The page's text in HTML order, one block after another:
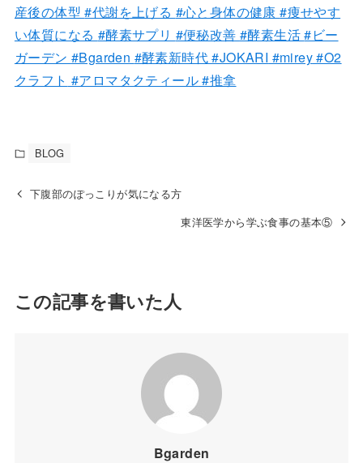
産後の体型#代謝を上げる #心と身体の健康#痩せやす
い体質になる #酵素サプリ #便秘改善 #酵素生活#ビー
ガーデン #Bgarden #酵素新時代#JOKARI #mirey#O2
クラフト #アロマタクティール#推拿
BLOG
下腹部のぽっこりが気になる方
東洋医学から学ぶ食事の基本⑤
この記事を書いた人
Bgarden